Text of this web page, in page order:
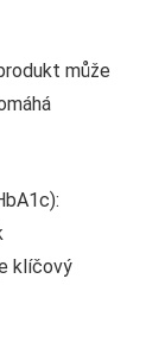
může
klíčový